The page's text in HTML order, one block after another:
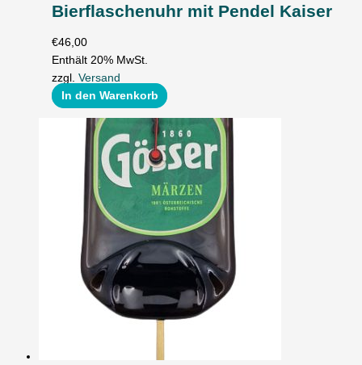
Bierflaschenuhr mit Pendel Kaiser
€46,00
Enthält 20% MwSt.
zzgl.Versand
In den Warenkorb